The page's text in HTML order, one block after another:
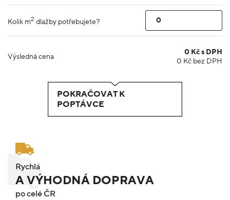
Kolik m2 dlažby potřebujete?
Výsledná cena 0 Kč s DPH
0 Kč bez DPH
POKRAČOVAT K
POPTÁVCE
Rychlá
A VÝHODNÁ DOPRAVA
po celé ČR